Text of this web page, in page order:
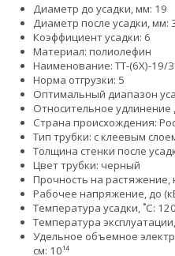
Диаметр до усадки, мм: 19
Диаметр после усадки, мм:
Коэффициент усадки: 6
Материал: полиолефин
Наименование: ТТ-(6Х)-19/
Норма отгрузки: 5
Оптимальный диапазон
Относительное
Страна происхождения:
Тип трубки: с клеевым
Толщина стенки после
Цвет трубки: черный
Прочность на
Рабочее напряжение, до
Температура усадки, ˚С: 120
Температура
Удельное объемное
см: 10¹⁴